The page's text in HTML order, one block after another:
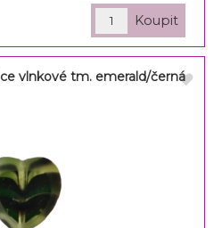
vlnkové tm. emerald/černá